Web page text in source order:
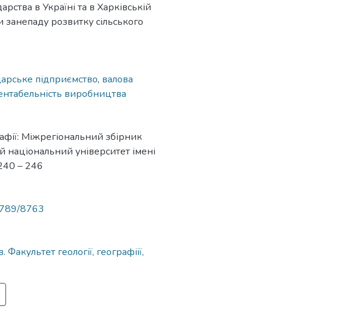
в Україні та в Харківській
розвитку сільського
підприємство, валова
виробництва
Міжрегіональний збірник
університет імені
– 246
8763
геології, географіії,